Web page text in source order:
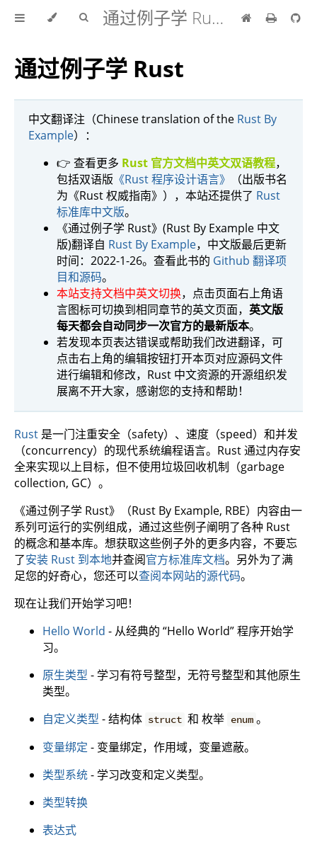
通过例子学 Rust 中文版
通过例子学 Rust
中文翻译注（Chinese translation of the Rust By
Example）：
👉 查看更多 Rust 官方文档中英文双语教程，
包括双语版 《Rust 程序设计语言》
（出版书名
为《Rust 权威指南》），本站还提供了 Rust
标准库中文版。
《通过例子学 Rust》(Rust By Example 中文
版)翻译自 Rust By Example，中文版最后更新
时间：2022-1-26。查看此书的 Github 翻译项
目和源码。
本站支持文档中英文切换，点击页面右上角语
言图标可切换到相同章节的英文页面， 英文版
每天都会自动同步一次官方的最新版本。
若发现本页表达错误或帮助我们改进翻译，可
点击右上角的编辑按钮打开本页对应源码文件
进行编辑和修改，Rust 中文资源的开源组织发
展离不开大家，感谢您的支持和帮助！
Rust 是一门注重安全（safety）、速度（speed）和并发
（concurrency）的现代系统编程语言。Rust 通过内存安
全来实现以上目标，但不使用垃圾回收机制（garbage
collection, GC）。
《通过例子学 Rust》（Rust By Example, RBE）内容由一
系列可运行的实例组成，通过这些例子阐明了各种 Rust
的概念和基本库。想获取这些例子外的更多内容，不要忘
了安装 Rust 到本地并查阅官方标准库文档。另外为了满
足您的好奇心，您还可以查阅本网站的源代码。
现在让我们开始学习吧！
Hello World - 从经典的 “Hello World” 程序开始学
习。
原生类型 - 学习有符号整型，无符号整型和其他原生
类型。
自定义类型 - 结构体 struct 和 枚举 enum 。
变量绑定 - 变量绑定，作用域，变量遮蔽。
类型系统- 学习改变和定义类型。
类型转换
表达式